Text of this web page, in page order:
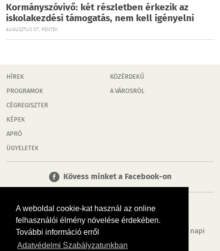
A weboldal cookie-kat használ az online
felhasználói élmény növelése érdekében.
További információ erről
Adatvédelmi Szabályzatunkban
Kormányszóvivő: két részletben érkezik az
iskolakezdési támogatás, nem kell igényelni
AUGUSZTUS 07., PÉNTEK
HÍREK
PROGRAMOK
CÉGREGISZTER
KÉPEK
APRÓ
ÜGYELETEK
KÖZÉRDEKŰ
A VÁROSRÓL
Kövess minket a Facebook-on
Tudj meg többet városodról! Hírek, programok, képek, napi
menü, cégek…. és minden, ami Mosonmagyaróvár